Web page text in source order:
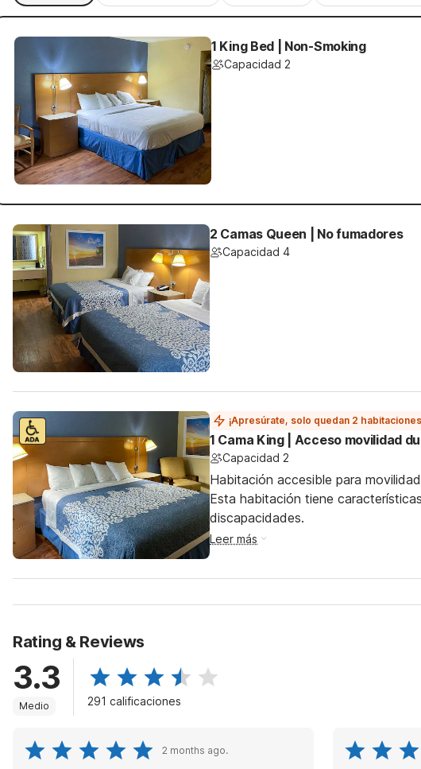
1 King Bed | Non-Smoking
Capacidad 2
2 Camas Queen | No fumadores
Capacidad 4
¡Apresúrate, solo quedan 2
1 Cama King | Acceso movilidad
Capacidad 2
Habitación accesible para
Esta habitación tiene
discapacidades.
Leer más
Rating & Reviews
3.3
Medio 291 calificaciones
2 months ago.